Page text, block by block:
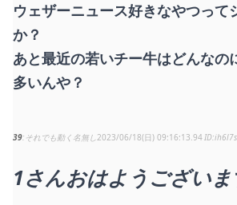
ウェザーニュース好きなやつって
か？
あと最近の若いチー牛はどんなの
多いんや？
39 それでも動く名無し2023/06/18(日) 09:16:13.94
1さんおはようございま